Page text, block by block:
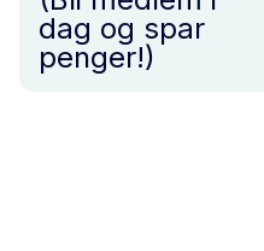
dag og spar
penger!)